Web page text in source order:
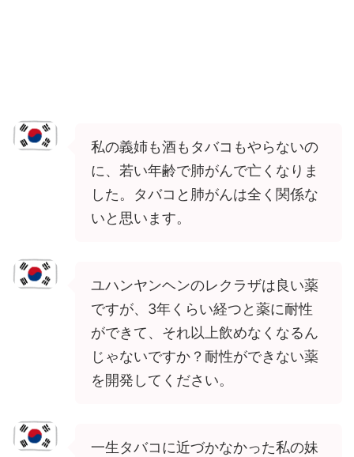
私の義姉も酒もタバコもやらないの
に、若い年齢で肺がんで亡くなりま
した。タバコと肺がんは全く関係な
いと思います。
ユハンヤンヘンのレクラザは良い薬
ですが、3年くらい経つと薬に耐性
ができて、それ以上飲めなくなるん
じゃないですか？耐性ができない薬
を開発してください。
一生タバコに近づかなかった私の妹